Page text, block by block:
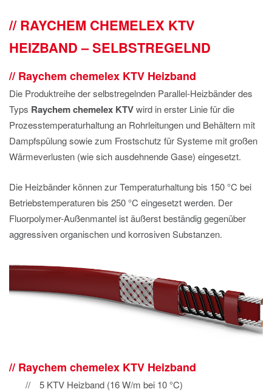
DATENSCHUTZ
RAYCHEM CHEMELEX KTV
HEIZBAND – SELBSTREGELND
Raychem chemelex KTV Heizband
Die Produktreihe der selbstregelnden Parallel-Heizbänder des
Typs Raychem chemelex KTVwird in erster Linie für die
Prozesstemperaturhaltung an Rohrleitungen und Behältern mit
Dampfspülung sowie zum Frostschutz für Systeme mit großen
Wärmeverlusten (wie sich ausdehnende Gase) eingesetzt.
Die Heizbänder können zur Temperaturhaltung bis 150 °C bei
Betriebstemperaturen bis 250 °C eingesetzt werden. Der
Fluorpolymer-Außenmantel ist äußerst beständig gegenüber
aggressiven organischen und korrosiven Substanzen.
Raychem chemelex KTV Heizband
5 KTV Heizband (16 W/m bei 10 °C)